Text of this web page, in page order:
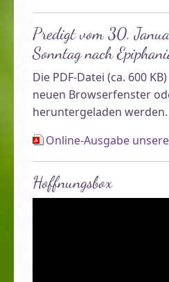
Predigt vom 30.
Sonntag nach
Die PDF-Datei (ca. 600
neuen Browserfenster
heruntergeladen werden.
Online-Ausgabe
Hoffnungsbox